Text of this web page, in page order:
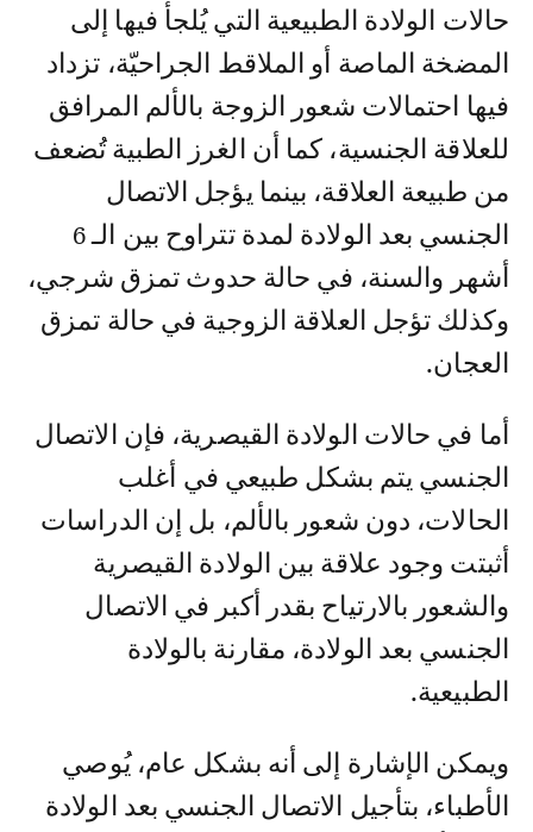
حالات الولادة الطبيعية التي يُلجأ فيها إلى
المضخة الماصة أو الملاقط الجراحيّة، تزداد
فيها احتمالات شعور الزوجة بالألم المرافق
للعلاقة الجنسية، كما أن الغرز الطبية تُضعف
من طبيعة العلاقة، بينما يؤجل الاتصال
الجنسي بعد الولادة لمدة تتراوح بين الـ 6
أشهر والسنة، في حالة حدوث تمزق شرجي،
وكذلك تؤجل العلاقة الزوجية في حالة تمزق
العجان.
أما في حالات الولادة القيصرية، فإن الاتصال
الجنسي يتم بشكل طبيعي في أغلب
الحالات، دون شعور بالألم، بل إن الدراسات
أثبتت وجود علاقة بين الولادة القيصرية
والشعور بالارتياح بقدر أكبر في الاتصال
الجنسي بعد الولادة، مقارنة بالولادة
الطبيعية.
ويمكن الإشارة إلى أنه بشكل عام، يُوصي
الأطباء، بتأجيل الاتصال الجنسي بعد الولادة